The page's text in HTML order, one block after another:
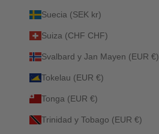
Suecia (SEK kr)
Suiza (CHF CHF)
Svalbard y Jan Mayen (EUR €)
Tokelau (EUR €)
Tonga (EUR €)
Trinidad y Tobago (EUR €)